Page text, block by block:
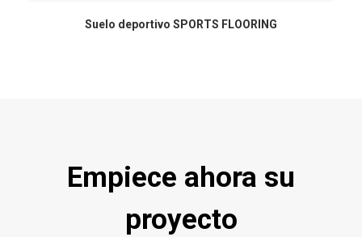
Suelo deportivo SPORTS FLOORING
Empiece ahora su
proyecto